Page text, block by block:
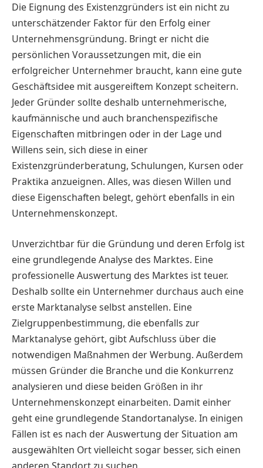
Die Eignung des Existenzgründers ist ein nicht zu
unterschätzender Faktor für den Erfolg einer
Unternehmensgründung. Bringt er nicht die
persönlichen Voraussetzungen mit, die ein
erfolgreicher Unternehmer braucht, kann eine gute
Geschäftsidee mit ausgereiftem Konzept scheitern.
Jeder Gründer sollte deshalb unternehmerische,
kaufmännische und auch branchenspezifische
Eigenschaften mitbringen oder in der Lage und
Willens sein, sich diese in einer
Existenzgründerberatung, Schulungen, Kursen oder
Praktika anzueignen. Alles, was diesen Willen und
diese Eigenschaften belegt, gehört ebenfalls in ein
Unternehmenskonzept.
Unverzichtbar für die Gründung und deren Erfolg ist
eine grundlegende Analyse des Marktes. Eine
professionelle Auswertung des Marktes ist teuer.
Deshalb sollte ein Unternehmer durchaus auch eine
erste Marktanalyse selbst anstellen. Eine
Zielgruppenbestimmung, die ebenfalls zur
Marktanalyse gehört, gibt Aufschluss über die
notwendigen Maßnahmen der Werbung. Außerdem
müssen Gründer die Branche und die Konkurrenz
analysieren und diese beiden Größen in ihr
Unternehmenskonzept einarbeiten. Damit einher
geht eine grundlegende Standortanalyse. In einigen
Fällen ist es nach der Auswertung der Situation am
ausgewählten Ort vielleicht sogar besser, sich einen